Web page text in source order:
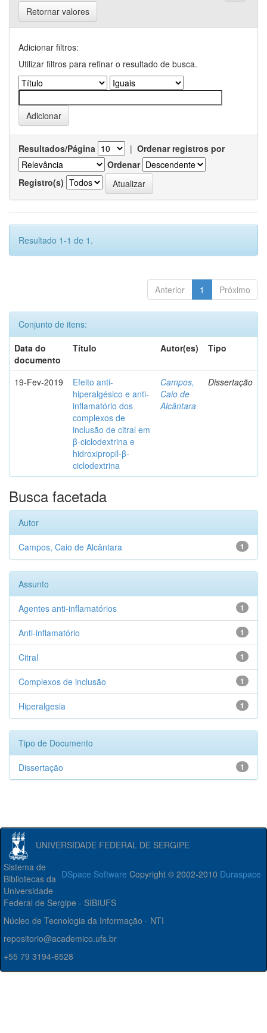
Retornar valores
Adicionar filtros:
Utilizar filtros para refinar o resultado de busca.
Resultados/Página | Ordenar registros por
Ordenar
Registro(s)
Resultado 1-1 de 1.
Anterior 1 Próximo
Conjunto de itens:
Data do
documento
Título Autor(es) Tipo
19-Fev-2019
Efeito anti-
hiperalgésico e anti-
inflamatório dos
complexos de
inclusão de citral em
β-ciclodextrina e
hidroxipropil-β-
ciclodextrina
Campos,
Caio de
Alcântara
Dissertação
Busca facetada
Autor
1
Campos, Caio de Alcântara
Assunto
1
Agentes anti-inflamatórios
1
Anti-inflamatório
1
Citral
1
Complexos de inclusão
1
Hiperalgesia
Tipo de Documento
1
Dissertação
UNIVERSIDADE FEDERAL DE SERGIPE
DSpace Software Copyright © 2002-2010 Duraspace
Sistema de
Bibliotecas da
Universidade
Federal de Sergipe - SIBIUFS
Núcleo de Tecnologia da Informação - NTI
repositorio@academico.ufs.br
+55 79 3194-6528